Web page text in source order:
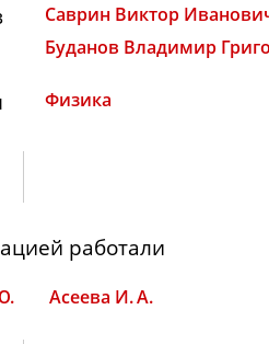
Саврин Виктор
Буданов Владимир
Физика
работали
Асеева И. А.